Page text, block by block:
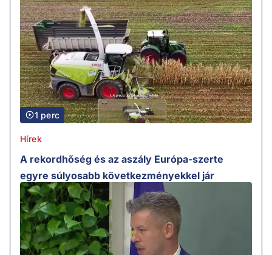
1 perc
Hírek
A rekordhőség és az aszály Európa-szerte
egyre súlyosabb következményekkel jár